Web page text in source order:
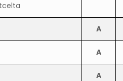
A
A
A